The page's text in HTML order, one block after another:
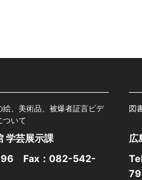
、美術品、被爆者証言ビデ
ついて
学芸展示課
Fax：082-542-
図
広